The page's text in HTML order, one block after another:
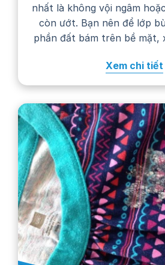
nhất là không vội ngâm
còn ướt. Bạn nên để lớp
phần đất bám trên bề mặt,
trên nhãn chăm sóc.
Xem chi tiết